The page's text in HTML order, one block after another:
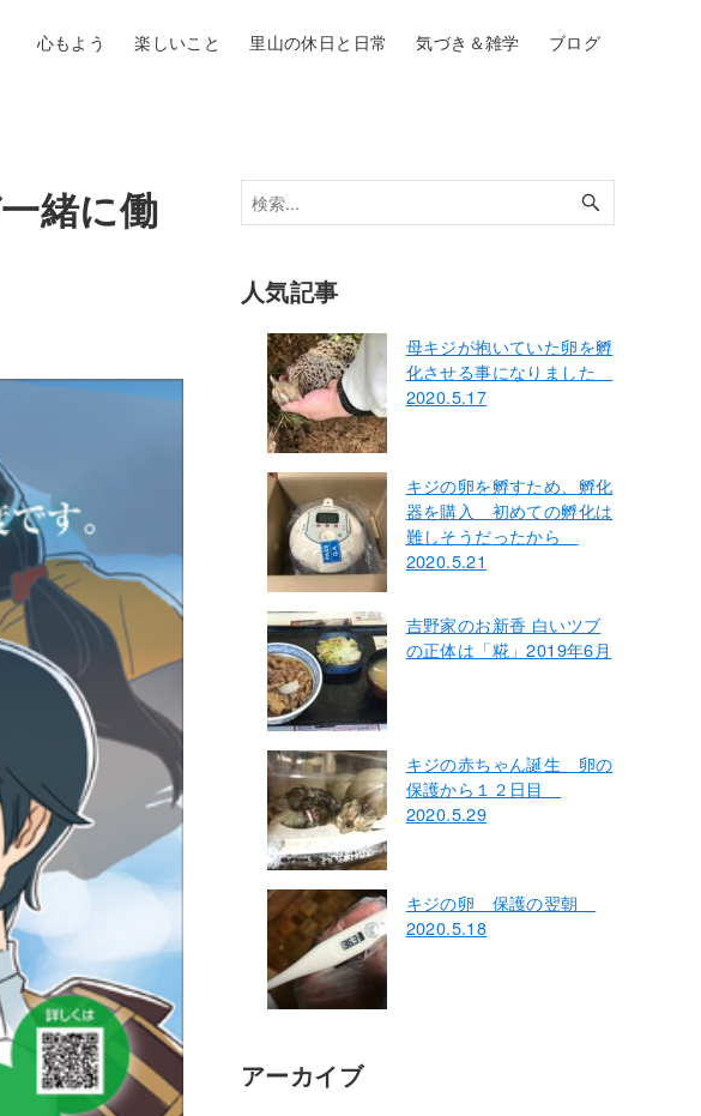
心もよう 楽しいこと 里山の休日と日常 気づき＆雑学 ブログ
緒に働
人気記事
母キジが抱いていた卵を孵
化させる事になりました
2020.5.17
キジの卵を孵すため、孵化
器を購入 初めての孵化は
難しそうだったから
2020.5.21
吉野家のお新香 白いツブ
の正体は「糀」2019年6月
キジの赤ちゃん誕生 卵の
保護から１２日目
2020.5.29
キジの卵 保護の翌朝
2020.5.18
アーカイブ